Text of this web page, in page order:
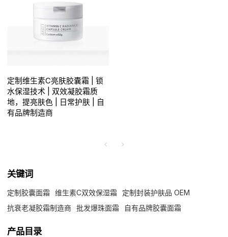
定制维生素C亮肤胶囊霜 | 锁
水保湿技术 | 双效凝胶霜质
地，提亮肤色 | 日常护肤 | 自
有品牌制造商
关键词
定制胶囊面霜 维生素C双效保湿霜
定制封装护肤品 OEM
抗衰老凝胶霜制造商
批发爆珠面霜 自有品牌胶囊面霜
产品目录